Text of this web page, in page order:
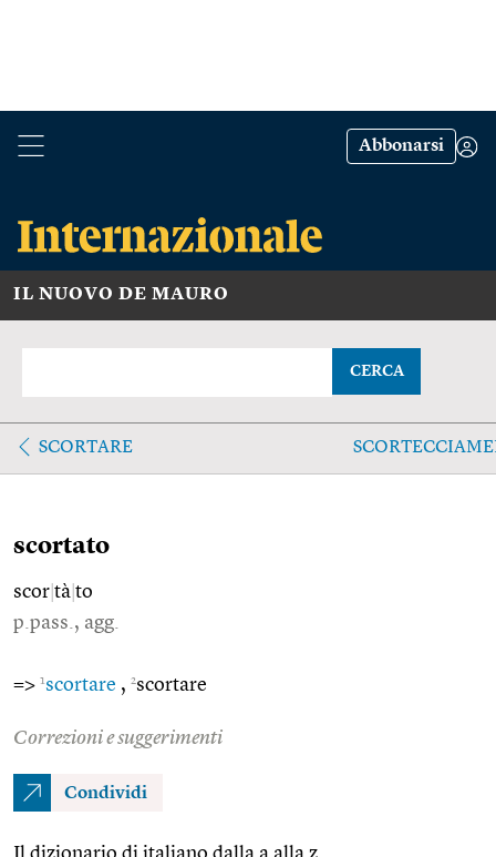
Abbonarsi
IL NUOVO DE MAURO
CERCA
SCORTARE
scortato
scor tà to
p.pass., agg.
=> 1scortare , 2scortare
Correzioni e suggerimenti
Condividi